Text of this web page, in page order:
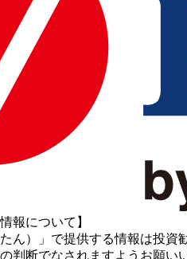
報について】
ん）」で提供する情報は投資
判断でなされますようお願い